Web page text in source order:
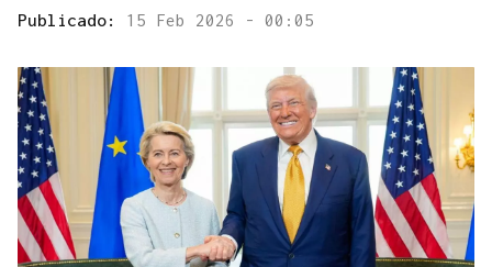
Publicado: 15 Feb 2026 - 00:05